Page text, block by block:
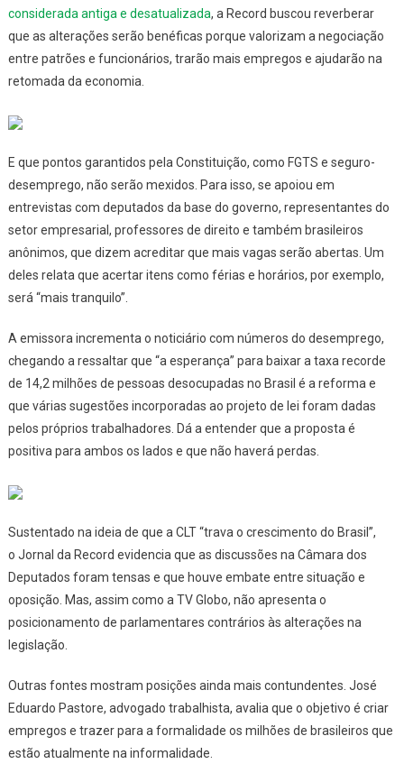
considerada antiga e desatualizada, a Record buscou reverberar
que as alterações serão benéficas porque valorizam a negociação
entre patrões e funcionários, trarão mais empregos e ajudarão na
retomada da economia.
E que pontos garantidos pela Constituição, como FGTS e seguro-
desemprego, não serão mexidos. Para isso, se apoiou em
entrevistas com deputados da base do governo, representantes do
setor empresarial, professores de direito e também brasileiros
anônimos, que dizem acreditar que mais vagas serão abertas. Um
deles relata que acertar itens como férias e horários, por exemplo,
será “mais tranquilo”.
A emissora incrementa o noticiário com números do desemprego,
chegando a ressaltar que “a esperança” para baixar a taxa recorde
de 14,2 milhões de pessoas desocupadas no Brasil é a reforma e
que várias sugestões incorporadas ao projeto de lei foram dadas
pelos próprios trabalhadores. Dá a entender que a proposta é
positiva para ambos os lados e que não haverá perdas.
Sustentado na ideia de que a CLT “trava o crescimento do Brasil”,
o Jornal da Record evidencia que as discussões na Câmara dos
Deputados foram tensas e que houve embate entre situação e
oposição. Mas, assim como a TV Globo, não apresenta o
posicionamento de parlamentares contrários às alterações na
legislação.
Outras fontes mostram posições ainda mais contundentes. José
Eduardo Pastore, advogado trabalhista, avalia que o objetivo é criar
empregos e trazer para a formalidade os milhões de brasileiros que
estão atualmente na informalidade.